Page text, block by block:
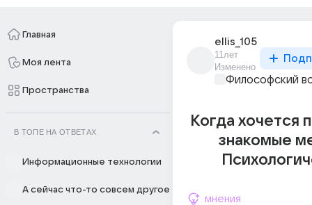
Главная
Моя лента
Пространства
В ТОПЕ НА ОТВЕТАХ
Информационные технологии
А сейчас что-то совсем другое
ellis_105
11лет
Изменено
Философский
Когда хочется
знакомые
мнения